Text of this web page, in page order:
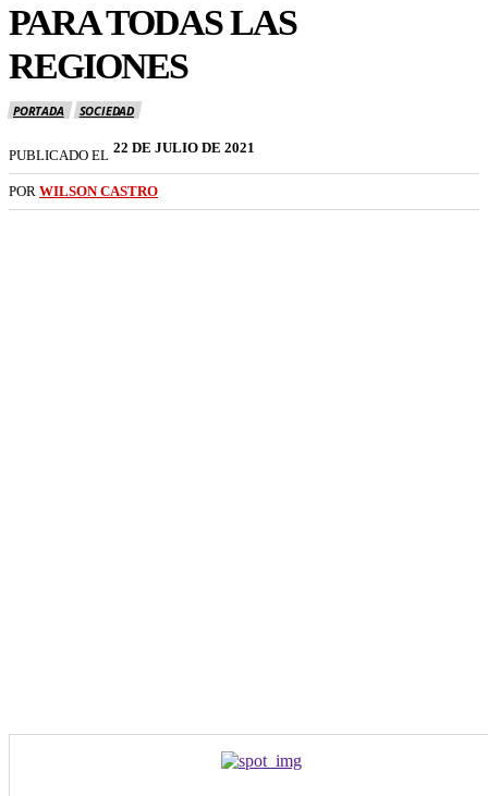
PARA TODAS LAS
REGIONES
PORTADA SOCIEDAD
PUBLICADO EL 22 DE JULIO DE 2021
POR WILSON CASTRO